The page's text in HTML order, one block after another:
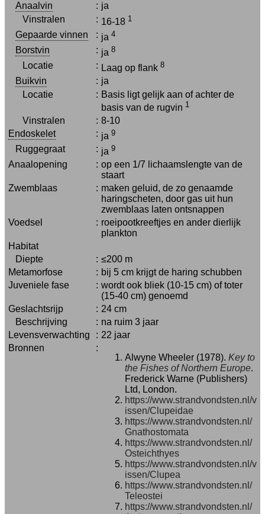
Anaalvin : ja
Vinstralen
: 16-18 1
Gepaarde vinnen : ja 4
Borstvin : ja 8
Locatie : Laag op flank 8
Buikvin : ja
Locatie
: Basis ligt gelijk aan of achter de
basis van de rugvin 1
Vinstralen : 8-10
Endoskelet
: ja 9
Ruggegraat : ja 9
Anaalopening : op een 1/7 lichaamslengte van de
staart
Zwemblaas
: maken geluid, de zo genaamde
haringscheten, door gas uit hun
zwemblaas laten ontsnappen
Voedsel
: roeipootkreeftjes en ander dierlijk
plankton
Habitat
Diepte
: ≤200 m
Metamorfose
: bij 5 cm krijgt de haring schubben
Juveniele fase
: wordt ook bliek (10-15 cm) of toter
(15-40 cm) genoemd
Geslachtsrijp
: 24 cm
Beschrijving
: na ruim 3 jaar
Levensverwachting
: 22 jaar
Bronnen
:
Alwyne Wheeler (1978). Key to
the Fishes of Northern Europe.
Frederick Warne (Publishers)
Ltd, London.
https://www.strandvondsten.nl/v
issen/Clupeidae
https://www.strandvondsten.nl/
Gnathostomata
https://www.strandvondsten.nl/
Osteichthyes
https://www.strandvondsten.nl/v
issen/Clupea
https://www.strandvondsten.nl/
Teleostei
https://www.strandvondsten.nl/